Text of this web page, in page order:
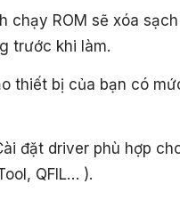
chạy ROM sẽ xóa
trước khi làm.
thiết bị của bạn có
đặt driver phù hợp
QFIL… ).